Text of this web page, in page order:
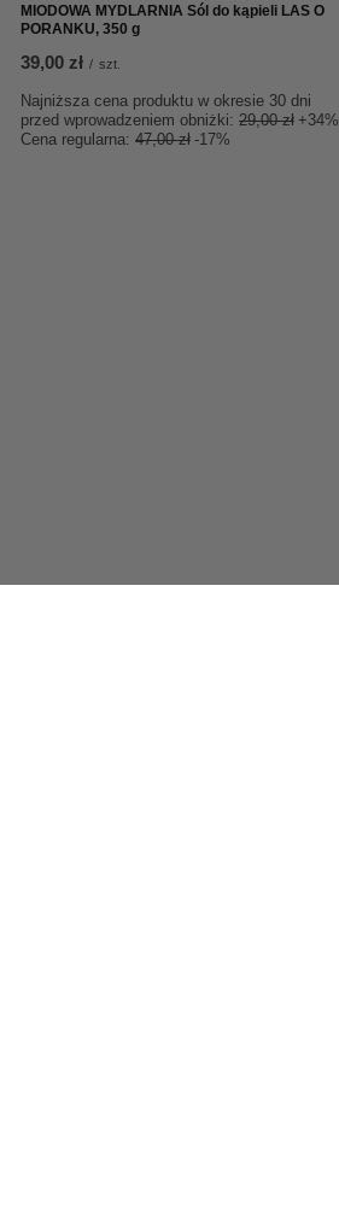
MIODOWA MYDLARNIA Sól do kąpieli LAS O
PORANKU, 350 g
39,00 zł / szt.
Najniższa cena produktu w okresie 30 dni
przed wprowadzeniem obniżki: 29,00 zł +34%
Cena regularna: 47,00 zł -17%